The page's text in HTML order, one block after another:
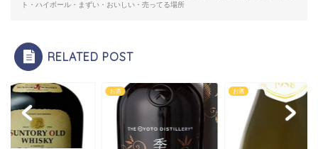
ト・ハイボール・まずい・おいしい・売ってる場所
RELATED POST
お酒 お酒